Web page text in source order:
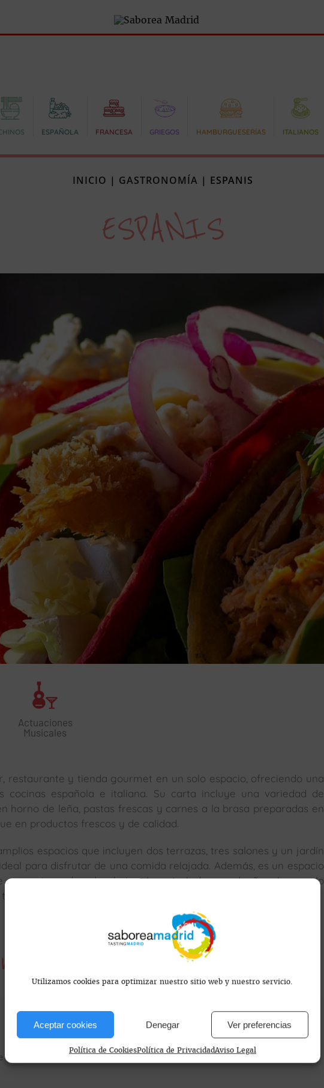
Utilizamos cookies para optimizar nuestro sitio web y nuestro servicio.
Aceptar cookies Denegar Ver preferencias
Política de CookiesPolítica de PrivacidadAviso Legal
ESPAÑOLA FRANCESA GRIEGOS HAMBURGUESERÍAS ITALIANOS
INICIO | GASTRONOMÍA | ESPANIS
ESPANIS
Actuaciones
Musicales
restaurante y tienda gourmet en un solo espacio, ofreciendo una
cocinas española e italiana. Su carta incluye una variedad de
horno de leña, pastas frescas y carnes a la brasa preparadas en
en productos frescos y de calidad.
espacios que incluyen dos terrazas, tres salones y un jardín
para disfrutar de una comida relajada. Además, es un espacio
mascotas educadas bajo el control de sus dueños, lo que lo
de clientes.
encontramos?
Madrid, Madrid, España